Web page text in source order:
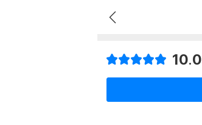
10.0